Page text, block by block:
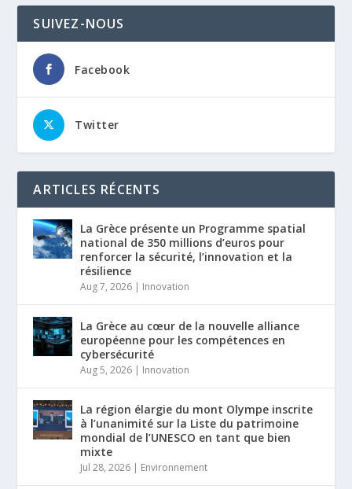
SUIVEZ-NOUS
Facebook
Twitter
ARTICLES RÉCENTS
La Grèce présente un Programme spatial
national de 350 millions d’euros pour
renforcer la sécurité, l’innovation et la
résilience
Aug 7, 2026 | Innovation
La Grèce au cœur de la nouvelle alliance
européenne pour les compétences en
cybersécurité
Aug 5, 2026 | Innovation
La région élargie du mont Olympe inscrite
à l’unanimité sur la Liste du patrimoine
mondial de l’UNESCO en tant que bien
mixte
Jul 28, 2026 | Environnement